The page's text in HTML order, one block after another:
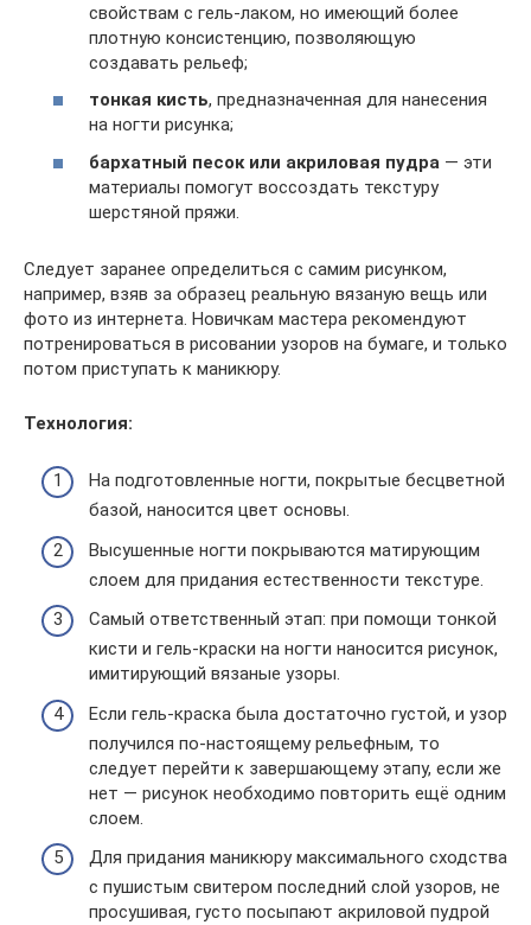
свойствам с гель-лаком, но имеющий более
плотную консистенцию, позволяющую
создавать рельеф;
тонкая кисть, предназначенная для нанесения
на ногти рисунка;
бархатный песок или акриловая пудра — эти
материалы помогут воссоздать текстуру
шерстяной пряжи.
Следует заранее определиться с самим рисунком,
например, взяв за образец реальную вязаную вещь или
фото из интернета. Новичкам мастера рекомендуют
потренироваться в рисовании узоров на бумаге, и только
потом приступать к маникюру.
Технология:
На подготовленные ногти, покрытые бесцветной
базой, наносится цвет основы.
Высушенные ногти покрываются матирующим
слоем для придания естественности текстуре.
Самый ответственный этап: при помощи тонкой
кисти и гель-краски на ногти наносится рисунок,
имитирующий вязаные узоры.
Если гель-краска была достаточно густой, и узор
получился по-настоящему рельефным, то
следует перейти к завершающему этапу, если же
нет — рисунок необходимо повторить ещё одним
слоем.
Для придания маникюру максимального сходства
с пушистым свитером последний слой узоров, не
просушивая, густо посыпают акриловой пудрой